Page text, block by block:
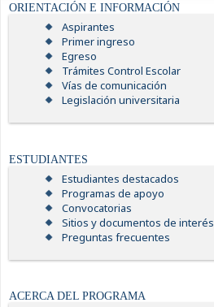
ORIENTACIÓN E INFORMACIÓN
Aspirantes
Primer ingreso
Egreso
Trámites Control Escolar
Vías de comunicación
Legislación universitaria
ESTUDIANTES
Estudiantes destacados
Programas de apoyo
Convocatorias
Sitios y documentos de interés
Preguntas frecuentes
ACERCA DEL PROGRAMA